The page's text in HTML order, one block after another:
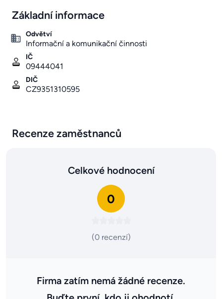
Základní informace
Odvětví
Informační a komunikační činnosti
IČ
09444041
DIČ
CZ9351310595
Recenze zaměstnanců
Celkové hodnocení
0
(0 recenzí)
Firma zatím nemá žádné recenze.